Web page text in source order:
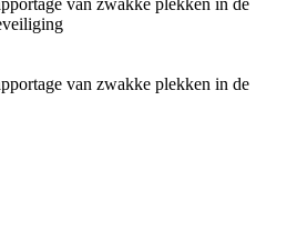
van zwakke plekken in de
van zwakke plekken in de